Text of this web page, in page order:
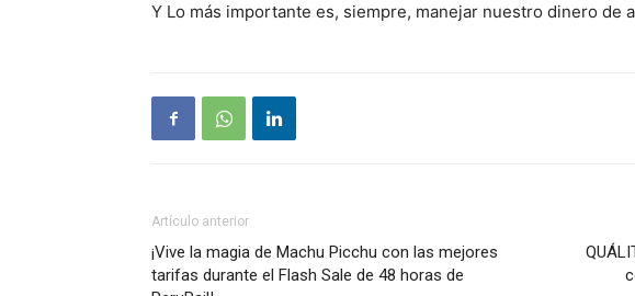
Y Lo más importante es, siempre, manejar nuestro dinero de
Artículo anterior
¡Vive la magia de Machu Picchu con las mejores
tarifas durante el Flash Sale de 48 horas de